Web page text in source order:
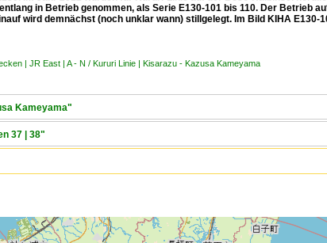
in Betrieb genommen, als Serie E130-101 bis 110. Der Betrieb
wird demnächst (noch unklar wann) stillgelegt. Im Bild KIHA E130-
| JR East | A - N / Kururi Linie | Kisarazu - Kazusa Kameyama
Kameyama"
37 | 38"